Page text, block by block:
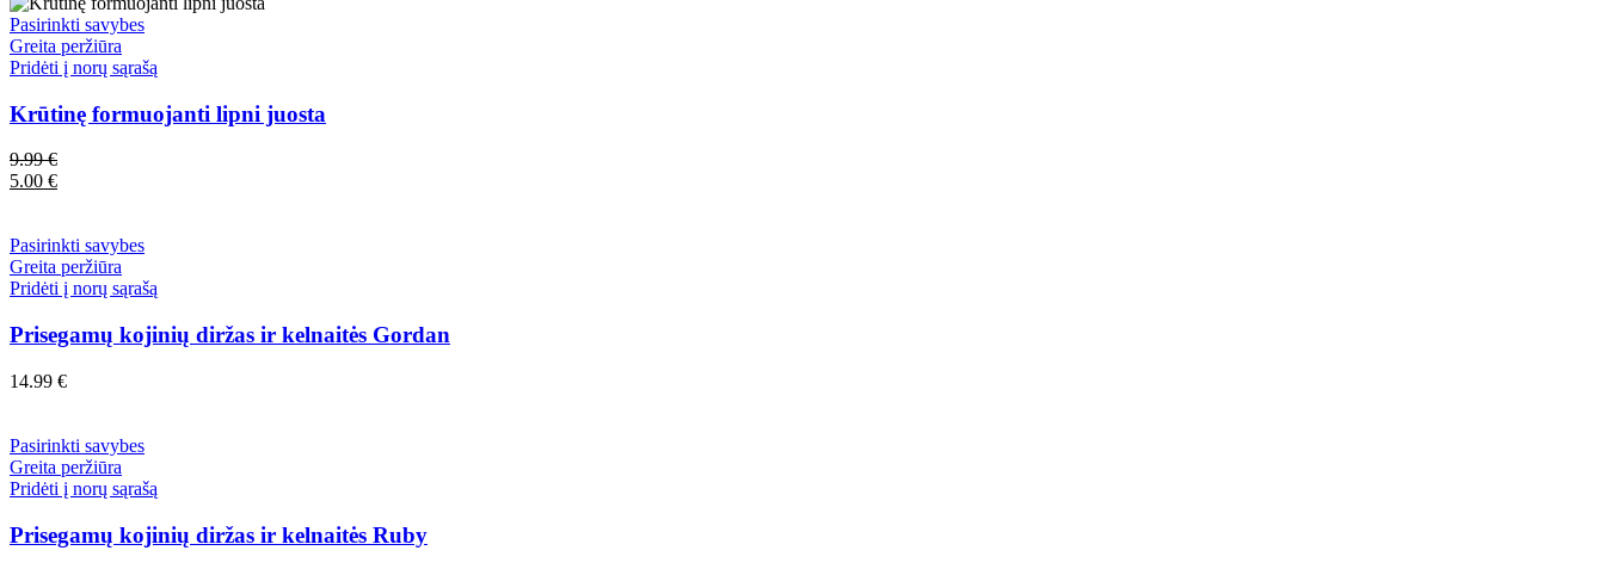
Pasirinkti savybes
Greita peržiūra
Pridėti į norų sąrašą
Krūtinę formuojanti lipni juosta
9.99€
5.00 €
Pasirinkti savybes
Greita peržiūra
Pridėti į norų sąrašą
Prisegamų kojinių diržas ir kelnaitės Gordan
14.99 €
Pasirinkti savybes
Greita peržiūra
Pridėti į norų sąrašą
Prisegamų kojinių diržas ir kelnaitės Ruby